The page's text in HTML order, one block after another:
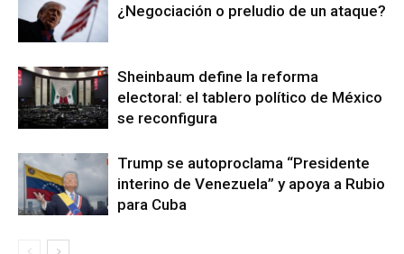
¿Negociación o preludio de un ataque?
Sheinbaum define la reforma
electoral: el tablero político de México
se reconfigura
Trump se autoproclama “Presidente
interino de Venezuela” y apoya a Rubio
para Cuba